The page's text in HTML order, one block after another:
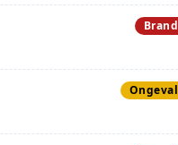
Brand
Ongeval